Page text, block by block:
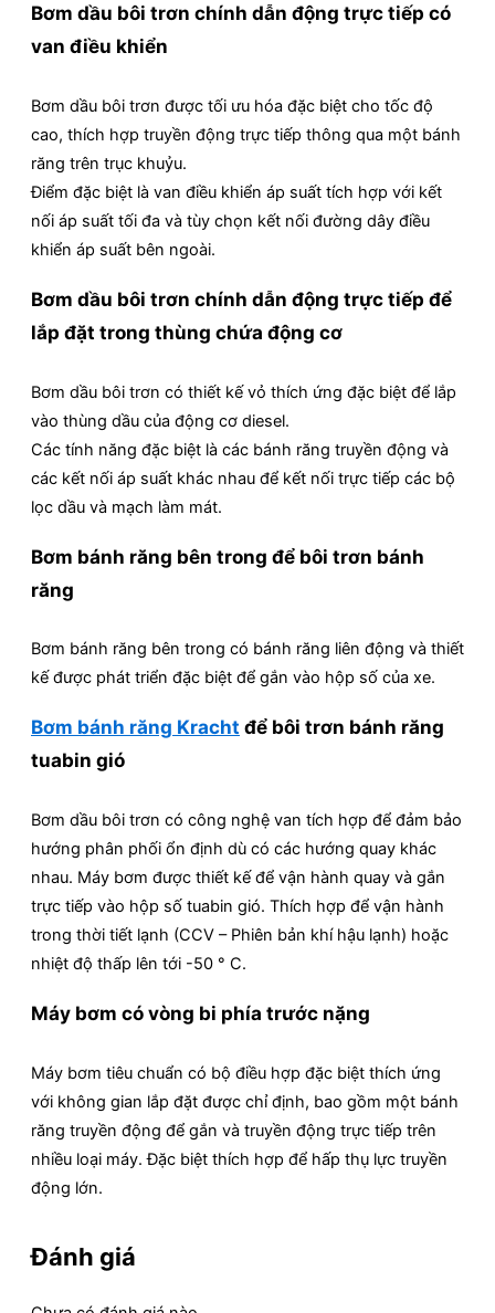
Bơm dầu bôi trơn chính dẫn động trực tiếp có
van điều khiển
Bơm dầu bôi trơn được tối ưu hóa đặc biệt cho tốc độ
cao, thích hợp truyền động trực tiếp thông qua một bánh
răng trên trục khuỷu.
Điểm đặc biệt là van điều khiển áp suất tích hợp với kết
nối áp suất tối đa và tùy chọn kết nối đường dây điều
khiển áp suất bên ngoài.
Bơm dầu bôi trơn chính dẫn động trực tiếp để
lắp đặt trong thùng chứa động cơ
Bơm dầu bôi trơn có thiết kế vỏ thích ứng đặc biệt để lắp
vào thùng dầu của động cơ diesel.
Các tính năng đặc biệt là các bánh răng truyền động và
các kết nối áp suất khác nhau để kết nối trực tiếp các bộ
lọc dầu và mạch làm mát.
Bơm bánh răng bên trong để bôi trơn bánh
răng
Bơm bánh răng bên trong có bánh răng liên động và thiết
kế được phát triển đặc biệt để gắn vào hộp số của xe.
Bơm bánh răng Kracht để bôi trơn bánh răng
tuabin gió
Bơm dầu bôi trơn có công nghệ van tích hợp để đảm bảo
hướng phân phối ổn định dù có các hướng quay khác
nhau. Máy bơm được thiết kế để vận hành quay và gắn
trực tiếp vào hộp số tuabin gió. Thích hợp để vận hành
trong thời tiết lạnh (CCV – Phiên bản khí hậu lạnh) hoặc
nhiệt độ thấp lên tới -50 ° C.
Máy bơm có vòng bi phía trước nặng
Máy bơm tiêu chuẩn có bộ điều hợp đặc biệt thích ứng
với không gian lắp đặt được chỉ định, bao gồm một bánh
răng truyền động để gắn và truyền động trực tiếp trên
nhiều loại máy. Đặc biệt thích hợp để hấp thụ lực truyền
động lớn.
Đánh giá